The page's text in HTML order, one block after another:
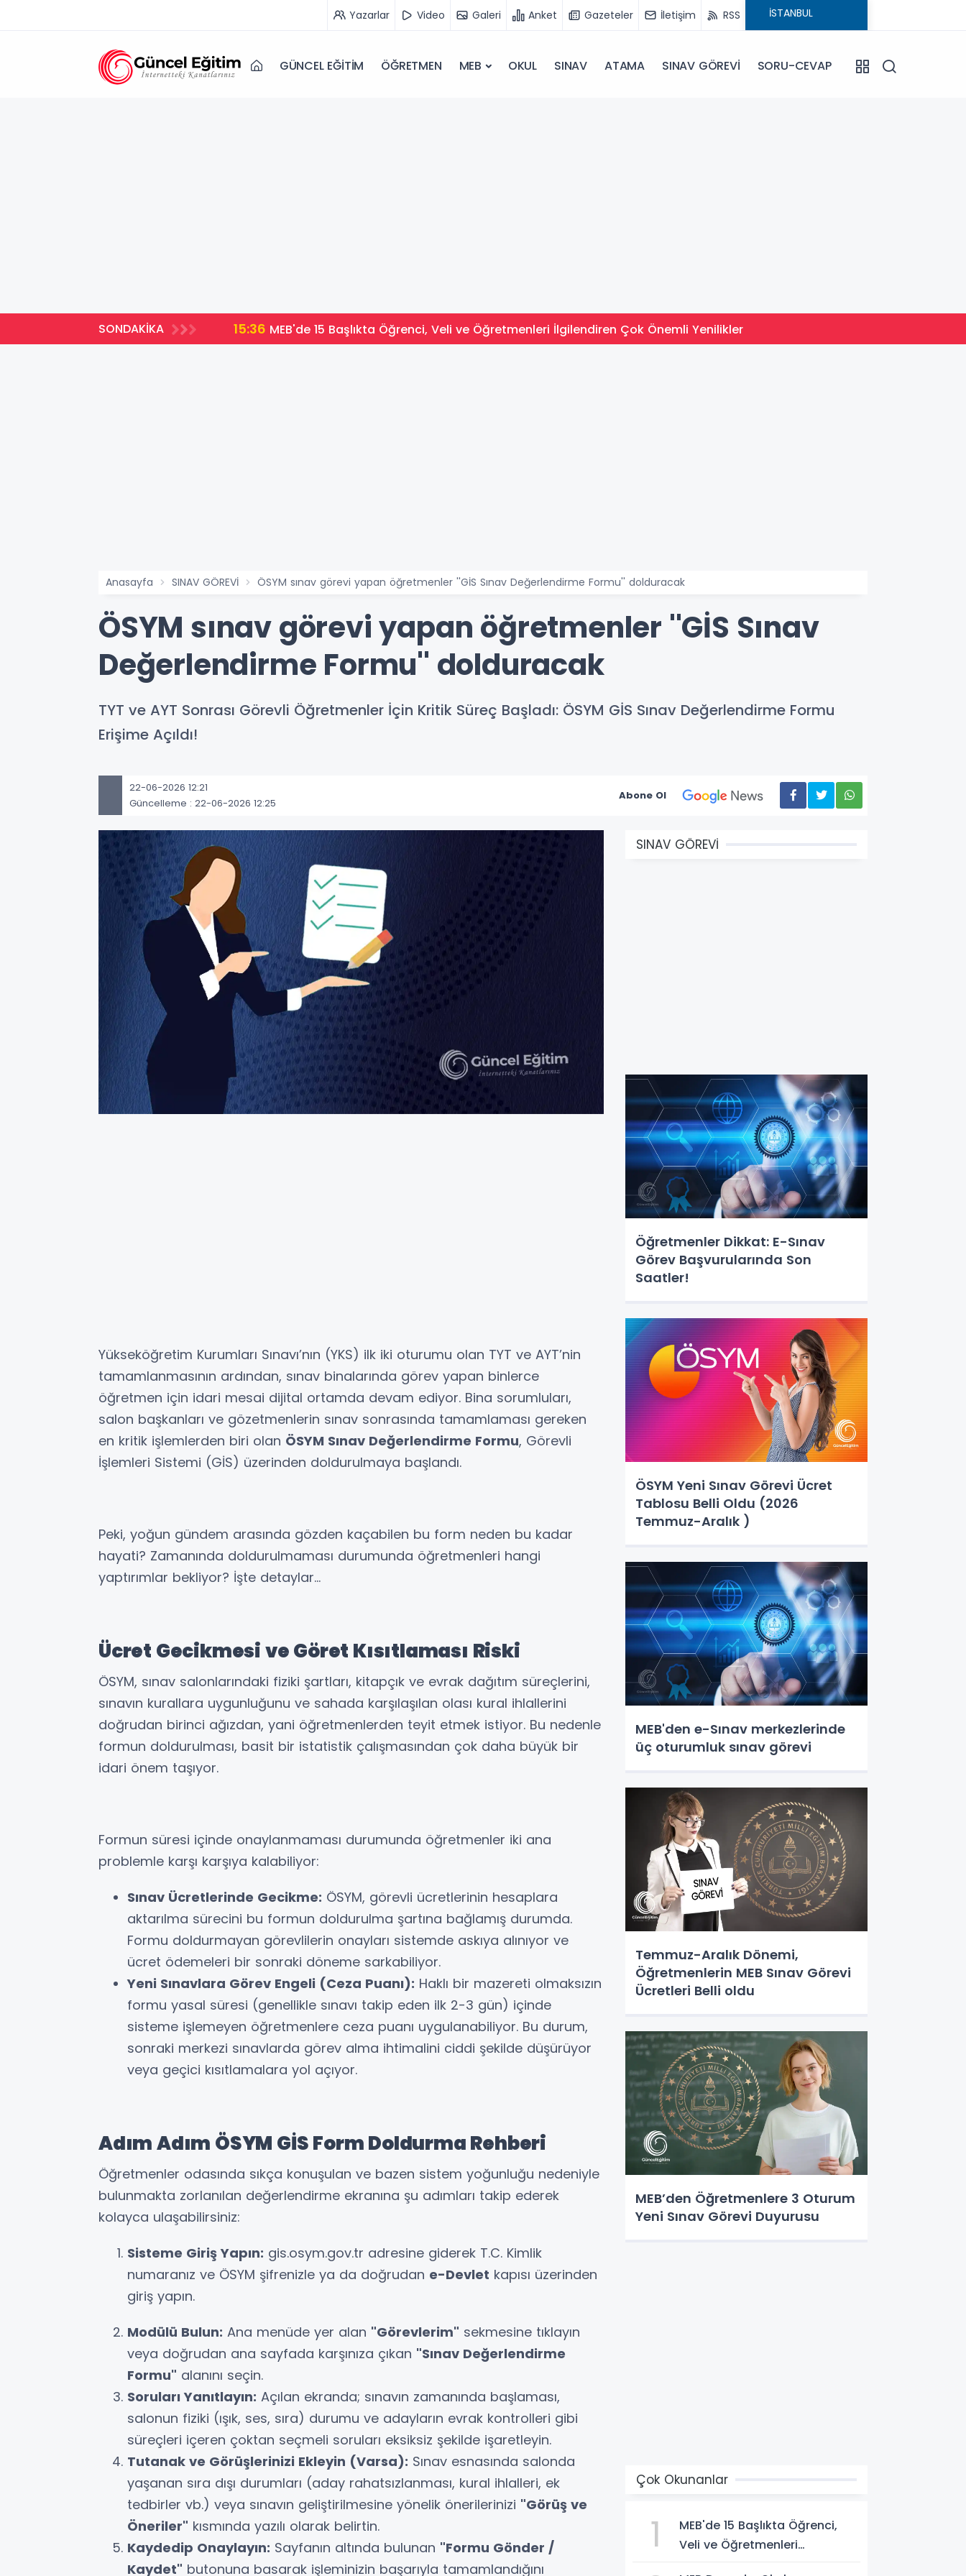
Yazarlar Video Galeri Anket Gazeteler İletişim RSS
GÜNCEL EĞİTİM ÖĞRETMEN MEB OKUL SINAV ATAMA SINAV GÖREVİ SORU-CEVAP
SONDAKİKA 15:36 MEB'de 15 Başlıkta Öğrenci, Veli ve Öğretmenleri İlgilendiren Çok Önemli Yenilikler
Anasayfa SINAV GÖREVİ ÖSYM sınav görevi yapan öğretmenler ''GİS Sınav Değerlendirme Formu'' dolduracak
ÖSYM sınav görevi yapan öğretmenler ''GİS Sınav
Değerlendirme Formu'' dolduracak
TYT ve AYT Sonrası Görevli Öğretmenler İçin Kritik Süreç Başladı: ÖSYM GİS Sınav Değerlendirme Formu
Erişime Açıldı!
22-06-2026 12:21
Güncelleme : 22-06-2026 12:25
Abone Ol
Yükseköğretim Kurumları Sınavı’nın (YKS) ilk iki oturumu olan TYT ve AYT’nin
tamamlanmasının ardından, sınav binalarında görev yapan binlerce
öğretmen için idari mesai dijital ortamda devam ediyor. Bina sorumluları,
salon başkanları ve gözetmenlerin sınav sonrasında tamamlaması gereken
en kritik işlemlerden biri olan ÖSYM Sınav Değerlendirme Formu, Görevli
İşlemleri Sistemi (GİS) üzerinden doldurulmaya başlandı.
Peki, yoğun gündem arasında gözden kaçabilen bu form neden bu kadar
hayati? Zamanında doldurulmaması durumunda öğretmenleri hangi
yaptırımlar bekliyor? İşte detaylar...
Ücret Gecikmesi ve Göret Kısıtlaması Riski
ÖSYM, sınav salonlarındaki fiziki şartları, kitapçık ve evrak dağıtım süreçlerini,
sınavın kurallara uygunluğunu ve sahada karşılaşılan olası kural ihlallerini
doğrudan birinci ağızdan, yani öğretmenlerden teyit etmek istiyor. Bu nedenle
formun doldurulması, basit bir istatistik çalışmasından çok daha büyük bir
idari önem taşıyor.
Formun süresi içinde onaylanmaması durumunda öğretmenler iki ana
problemle karşı karşıya kalabiliyor:
Sınav Ücretlerinde Gecikme: ÖSYM, görevli ücretlerinin hesaplara
aktarılma sürecini bu formun doldurulma şartına bağlamış durumda.
Formu doldurmayan görevlilerin onayları sistemde askıya alınıyor ve
ücret ödemeleri bir sonraki döneme sarkabiliyor.
Yeni Sınavlara Görev Engeli (Ceza Puanı): Haklı bir mazereti olmaksızın
formu yasal süresi (genellikle sınavı takip eden ilk 2-3 gün) içinde
sisteme işlemeyen öğretmenlere ceza puanı uygulanabiliyor. Bu durum,
sonraki merkezi sınavlarda görev alma ihtimalini ciddi şekilde düşürüyor
veya geçici kısıtlamalara yol açıyor.
Adım Adım ÖSYM GİS Form Doldurma Rehberi
Öğretmenler odasında sıkça konuşulan ve bazen sistem yoğunluğu nedeniyle
bulunmakta zorlanılan değerlendirme ekranına şu adımları takip ederek
kolayca ulaşabilirsiniz:
Sisteme Giriş Yapın: gis.osym.gov.tr adresine giderek T.C. Kimlik
numaranız ve ÖSYM şifrenizle ya da doğrudan e-Devlet kapısı üzerinden
giriş yapın.
Modülü Bulun: Ana menüde yer alan "Görevlerim" sekmesine tıklayın
veya doğrudan ana sayfada karşınıza çıkan "Sınav Değerlendirme
Formu" alanını seçin.
Soruları Yanıtlayın: Açılan ekranda; sınavın zamanında başlaması,
salonun fiziki (ışık, ses, sıra) durumu ve adayların evrak kontrolleri gibi
süreçleri içeren çoktan seçmeli soruları eksiksiz şekilde işaretleyin.
Tutanak ve Görüşlerinizi Ekleyin (Varsa): Sınav esnasında salonda
yaşanan sıra dışı durumları (aday rahatsızlanması, kural ihlalleri, ek
tedbirler vb.) veya sınavın geliştirilmesine yönelik önerilerinizi "Görüş ve
Öneriler" kısmında yazılı olarak belirtin.
Kaydedip Onaylayın: Sayfanın altında bulunan "Formu Gönder /
Kaydet" butonuna basarak işleminizin başarıyla tamamlandığını
SINAV GÖREVİ
Öğretmenler Dikkat: E-Sınav
Görev Başvurularında Son
Saatler!
ÖSYM Yeni Sınav Görevi Ücret
Tablosu Belli Oldu (2026
Temmuz-Aralık )
MEB'den e-Sınav merkezlerinde
üç oturumluk sınav görevi
Temmuz-Aralık Dönemi,
Öğretmenlerin MEB Sınav Görevi
Ücretleri Belli oldu
MEB’den Öğretmenlere 3 Oturum
Yeni Sınav Görevi Duyurusu
Çok Okunanlar
1
MEB'de 15 Başlıkta Öğrenci,
Veli ve Öğretmenleri